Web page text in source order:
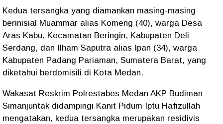
Kedua tersangka yang diamankan masing-masing
berinisial Muammar alias Komeng (40), warga Desa
Aras Kabu, Kecamatan Beringin, Kabupaten Deli
Serdang, dan Ilham Saputra alias Ipan (34), warga
Kabupaten Padang Pariaman, Sumatera Barat, yang
diketahui berdomisili di Kota Medan.
Wakasat Reskrim Polrestabes Medan AKP Budiman
Simanjuntak didampingi Kanit Pidum Iptu Hafizullah
mengatakan, kedua tersangka merupakan residivis